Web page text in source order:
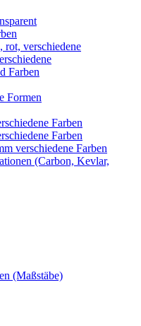
rot, verschiedene
Farben
Formen
Farben
Farben
verschiedene Farben
(Carbon, Kevlar,
(Maßstäbe)